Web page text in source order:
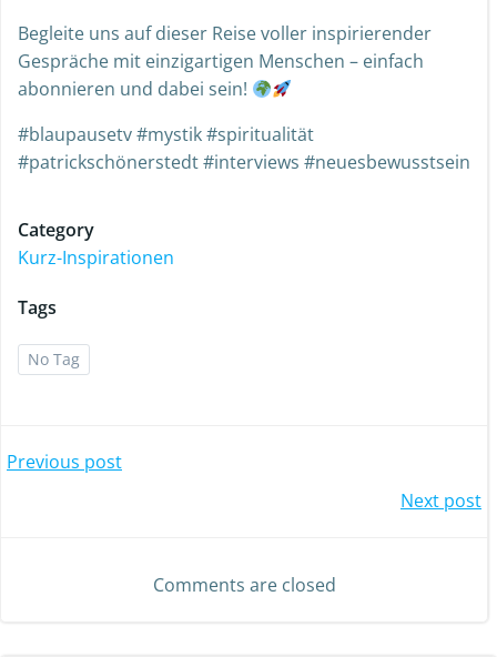
Begleite uns auf dieser Reise voller inspirierender
Gespräche mit einzigartigen Menschen – einfach
abonnieren und dabei sein!
#blaupausetv #mystik #spiritualität
#patrickschönerstedt #interviews #neuesbewusstsein
Category
Kurz-Inspirationen
Tags
No Tag
Previous post
Next post
Comments are closed